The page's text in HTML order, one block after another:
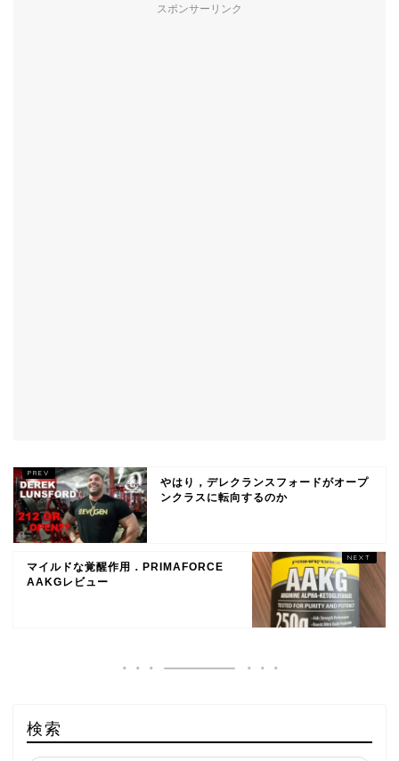
スポンサーリンク
やはり，デレクランスフォードがオープ
ンクラスに転向するのか
マイルドな覚醒作用．PRIMAFORCE
AAKGレビュー
検索